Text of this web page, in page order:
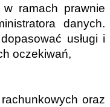
w ramach prawnie
danych.
usługi i
oczekiwań,
oraz